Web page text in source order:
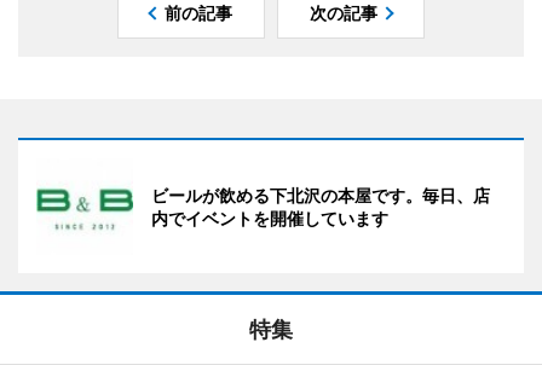
前の記事 次の記事
ビールが飲める下北沢の本屋です。毎日、店
内でイベントを開催しています
特集